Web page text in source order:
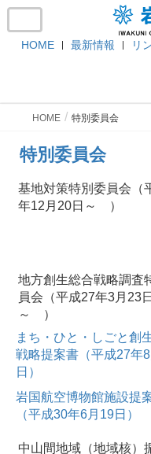
HOME 最新情報 リ
HOME 特別委員会
特別委員会
基地対策特別委員会（
年12月20日～ ）
地方創生総合戦略調査
員会（平成27年3月23日
～ ）
まち・ひと・しごと創
戦略提案書（平成27年
日）
岩国航空博物館施設提
（平成30年6月19日）
中山間地域（地域核）